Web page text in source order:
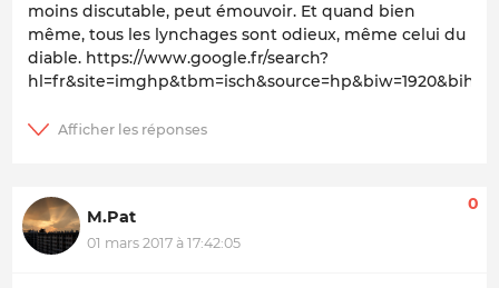
moins discutable, peut émouvoir. Et quand bien
même, tous les lynchages sont odieux, même celui du
diable. https://www.google.fr/search?
M.Pat
01 mars 2017 à 17:42:05
0